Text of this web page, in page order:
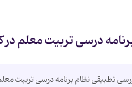
درسی تربيت معلم در
تطبيقی نظام برنامه درسی تربيت